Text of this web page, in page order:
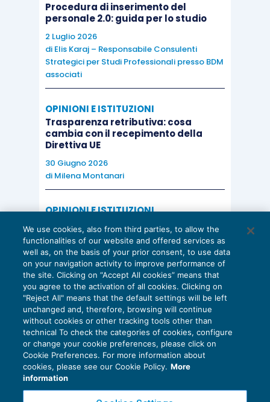
Procedura di inserimento del
personale 2.0: guida per lo studio
2 Luglio 2026
di Elis Karaj – Responsabile Consulenti
Strategici per Studi Professionali presso BDM
associati
OPINIONI E ISTITUZIONI
Trasparenza retributiva: cosa
cambia con il recepimento della
Direttiva UE
30 Giugno 2026
di Milena Montanari
OPINIONI E ISTITUZIONI
Valorizzare il potenziale dello Studio:
una riflessione sul futuro della
consulenza del lavoro
15 Giugno 2026
di Milena Montanari
Privacy Policy
Cookie Policy
We use cookies, also from third parties, to allow the
functionalities of our website and offered services as
well as, on the basis of your prior consent, to use data
on your navigation activity to improve performance of
the site. Clicking on “Accept All cookies” means that
you agree to the activation of all cookies. Clicking on
"Reject All" means that the default settings will be left
unchanged and, therefore, browsing will continue
without cookies or other tracking tools other than
technical To check the categories of cookies, configure
or change your cookie preferences, please click on
Cookie Preferences. For more information about
cookies, please see our Cookie Policy. More
information